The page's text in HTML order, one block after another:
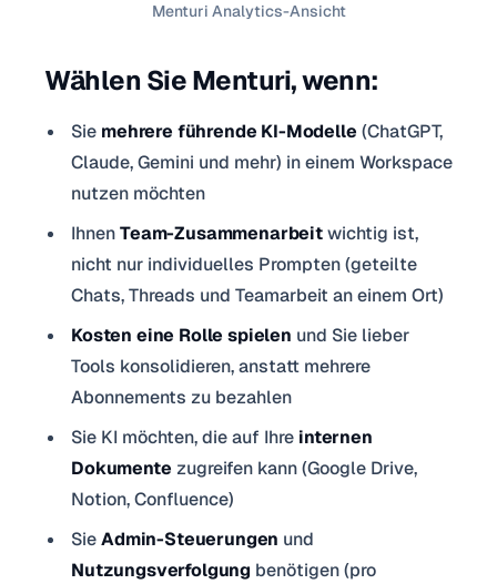
Menturi Analytics-Ansicht
Wählen Sie Menturi, wenn:
Sie mehrere führende KI-Modelle (ChatGPT,
Claude, Gemini und mehr) in einem Workspace
nutzen möchten
IhnenTeam-Zusammenarbeitwichtig ist,
nicht nur individuelles Prompten (geteilte
Chats, Threads und Teamarbeit an einem Ort)
Kosten eine Rolle spielen und Sie lieber
Tools konsolidieren, anstatt mehrere
Abonnements zu bezahlen
Sie KI möchten, die auf Ihre internen
Dokumente zugreifen kann (Google Drive,
Notion, Confluence)
SieAdmin-Steuerungen und
Nutzungsverfolgung benötigen (pro